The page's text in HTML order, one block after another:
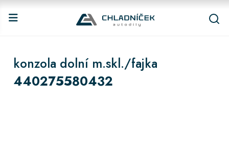
konzola dolní m.skl./fajka
440275580432